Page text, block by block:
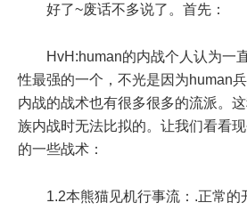
好了~废话不多说了。首先：
HvH:human的内战个人认为一
性最强的一个，不光是因为human
内战的战术也有很多很多的流派。
族内战时无法比拟的。让我们看看
的一些战术：
1.2本熊猫见机行事流：.正常的